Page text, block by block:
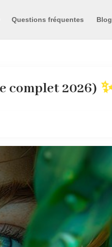
Questions fréquentes Blog
complet 2026)